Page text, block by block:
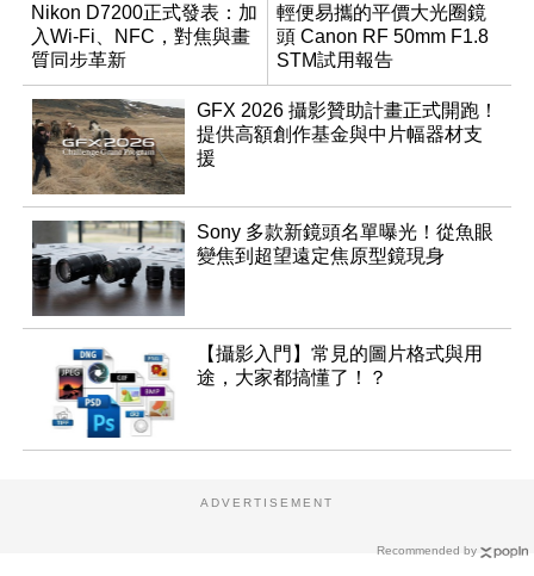
Nikon D7200正式發表：加
入Wi-Fi、NFC，對焦與畫
質同步革新
輕便易攜的平價大光圈鏡
頭 Canon RF 50mm F1.8
STM試用報告
GFX 2026 攝影贊助計畫正式開跑！
提供高額創作基金與中片幅器材支
援
Sony 多款新鏡頭名單曝光！從魚眼
變焦到超望遠定焦原型鏡現身
【攝影入門】常見的圖片格式與用
途，大家都搞懂了！？
Recommended by
ADVERTISEMENT